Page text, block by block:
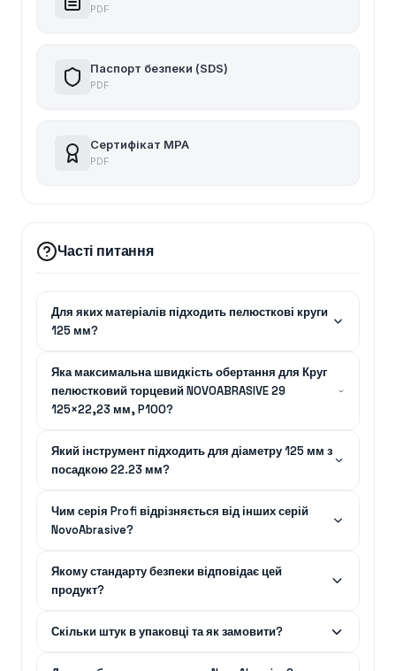
PDF
Паспорт безпеки (SDS)
PDF
Сертифікат MPA
PDF
Часті питання
Для яких матеріалів підходить пелюсткові круги
125 мм?
Яка максимальна швидкість обертання для Круг
пелюстковий торцевий NOVOABRASIVE 29
125×22,23 мм, P100?
Який інструмент підходить для діаметру 125 мм з
посадкою 22.23 мм?
Чим серія Profi відрізняється від інших серій
NovoAbrasive?
Якому стандарту безпеки відповідає цей
продукт?
Скільки штук в упаковці та як замовити?